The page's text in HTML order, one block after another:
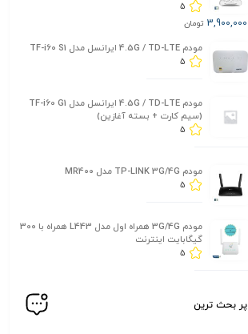
5
3,900,000 تومان
مودم 4.5G / TD-LTE ایرانسل مدل TF-i60 S1
5
مودم 4.5G / TD-LTE ایرانسل مدل TF-i60 G1
(سیم کارت + بسته آغازین)
5
مودم TP-LINK 3G/4G مدل MR400
5
مودم 3G/4G همراه اول مدل L443 همراه با 300
گیگابایت اینترنت
5
پر بحث ترین